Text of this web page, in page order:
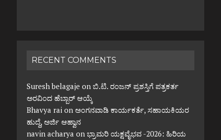
RECENT COMMENTS
Suresh belagaje on ಬಿ.ಟಿ. ರಂಜನ್ ಪ್ರಶಸ್ತಿಗೆ ಪತ್ರಕರ್ತ
ಅರವಿಂದ ಹೆಬ್ಬಾರ್ ಆಯ್ಕೆ
Bhavya raion ಅಂಗನವಾಡಿ ಕಾರ್ಯಕರ್ತೆ, ಸಹಾಯಕಿಯರ
ಹುದ್ದೆ, ಅರ್ಜಿ ಆಹ್ವಾನ
navin acharya on ಭ್ರಾಮರಿ ಯಕ್ಷವೈಭವ -2026: ಹಿರಿಯ